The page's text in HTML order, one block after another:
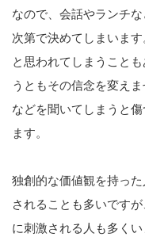
なので、会話やランチ
次第で決めてしまいま
と思われてしまうこと
うともその信念を変え
などを聞いてしまうと
ます。
独創的な価値観を持っ
されることも多いです
に刺激される人も多く